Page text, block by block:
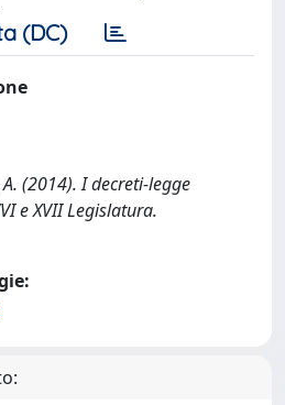
(DC)
(2014). I decreti-legge
e XVII Legislatura.